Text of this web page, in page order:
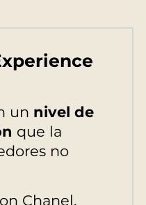
un nivel de
que la
no
Chanel,